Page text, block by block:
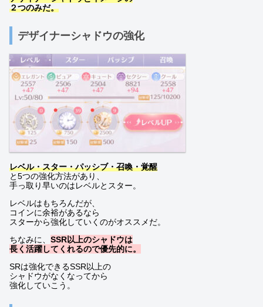
２つのみだ。
デザイナーシャドウの強化
レベル・スター・パッシブ・召喚・覚醒
と5つの強化方法があり、
手っ取り早いのはレベルとスター。
レベルはもちろんだが、
コインに余裕があるなら
スターから強化していくのがオススメだ。
ちなみに、 SSR以上のシャドウは
長く活躍してくれるので優先的に。
SRは強化できるSSR以上の
シャドウがなくなってから
強化していこう。